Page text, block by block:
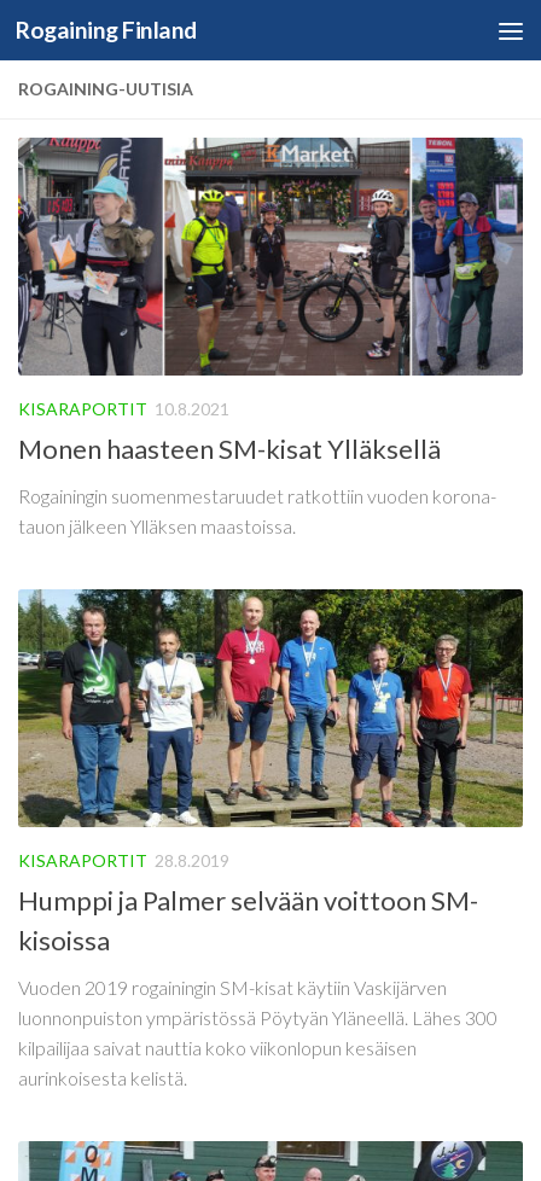
Skip to content
Rogaining Finland
ROGAINING-UUTISIA
KISARAPORTIT 10.8.2021
Monen haasteen SM-kisat Ylläksellä
Rogainingin suomenmestaruudet ratkottiin vuoden korona-
tauon jälkeen Ylläksen maastoissa.
KISARAPORTIT 28.8.2019
Humppi ja Palmer selvään voittoon SM-
kisoissa
Vuoden 2019 rogainingin SM-kisat käytiin Vaskijärven
luonnonpuiston ympäristössä Pöytyän Yläneellä. Lähes 300
kilpailijaa saivat nauttia koko viikonlopun kesäisen
aurinkoisesta kelistä.